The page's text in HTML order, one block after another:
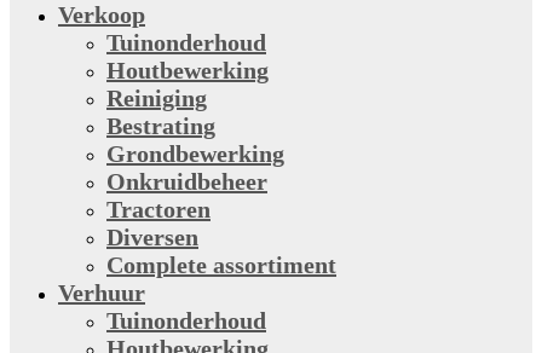
Verkoop
Tuinonderhoud
Houtbewerking
Reiniging
Bestrating
Grondbewerking
Onkruidbeheer
Tractoren
Diversen
Complete assortiment
Verhuur
Tuinonderhoud